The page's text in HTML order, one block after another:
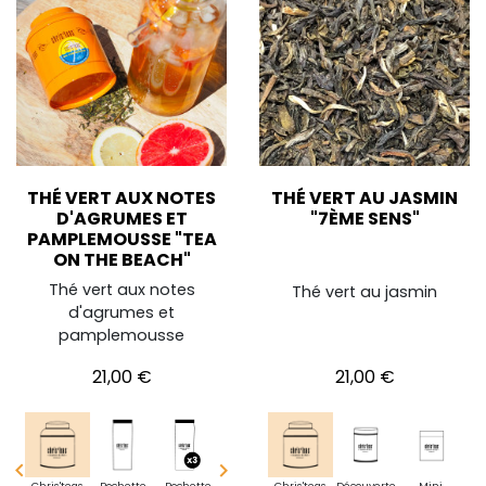
THÉ VERT AUX NOTES
D'AGRUMES ET
PAMPLEMOUSSE "TEA
ON THE BEACH"
Thé vert aux notes
d'agrumes et
pamplemousse
Prix
21,00 €
 
THÉ VERT AU JASMIN
"7ÈME SENS"
Thé vert au jasmin
Prix
21,00 €